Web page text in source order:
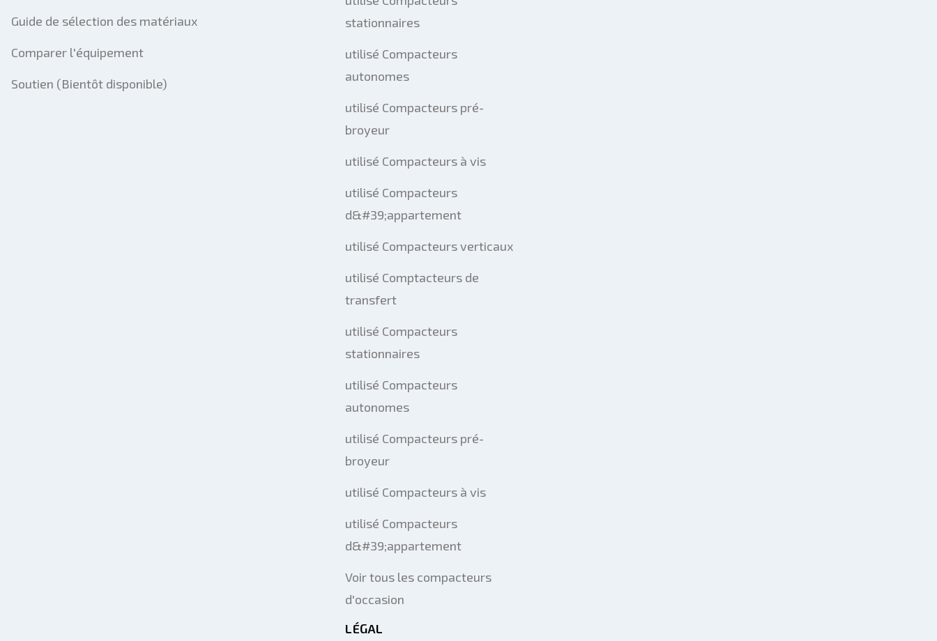
Guide de sélection des matériaux
Comparer l'équipement
Soutien (Bientôt disponible)
stationnaires
utilisé Compacteurs
autonomes
utilisé Compacteurs pré-
broyeur
utilisé Compacteurs à vis
utilisé Compacteurs
d&#39;appartement
utilisé Compacteurs verticaux
utilisé Comptacteurs de
transfert
utilisé Compacteurs
stationnaires
utilisé Compacteurs
autonomes
utilisé Compacteurs pré-
broyeur
utilisé Compacteurs à vis
utilisé Compacteurs
d&#39;appartement
Voir tous les compacteurs
d'occasion
LÉGAL